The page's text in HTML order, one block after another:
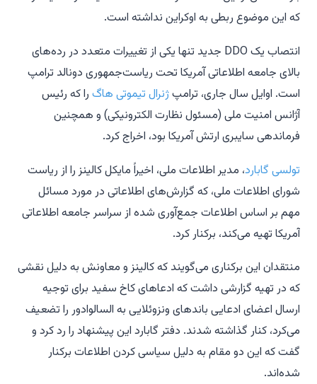
که این موضوع ربطی به اوکراین نداشته است.
انتصاب یک DDO جدید تنها یکی از تغییرات متعدد در رده‌های
بالای جامعه اطلاعاتی آمریکا تحت ریاست‌جمهوری دونالد ترامپ
است. اوایل سال جاری، ترامپژنرال تیموتی هاگ را که رئیس
آژانس امنیت ملی (مسئول نظارت الکترونیکی) و همچنین
فرماندهی سایبری ارتش آمریکا بود، اخراج کرد.
تولسی گابارد، مدیر اطلاعات ملی، اخیراً مایکل کالینز را از ریاست
شورای اطلاعات ملی، که گزارش‌های اطلاعاتی در مورد مسائل
مهم بر اساس اطلاعات جمع‌آوری شده از سراسر جامعه اطلاعاتی
آمریکا تهیه می‌کند، برکنار کرد.
منتقدان این برکناری می‌گویند که کالینز و معاونش به دلیل نقشی
که در تهیه گزارشی داشت که ادعاهای کاخ سفید برای توجیه
ارسال اعضای ادعایی باندهای ونزوئلایی به السالوادور را تضعیف
می‌کرد، کنار گذاشته شدند. دفتر گابارد این پیشنهاد را رد کرد و
گفت که این دو مقام به دلیل سیاسی کردن اطلاعات برکنار
شده‌اند.